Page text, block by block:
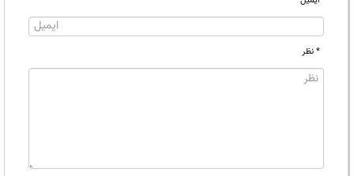
* نظر